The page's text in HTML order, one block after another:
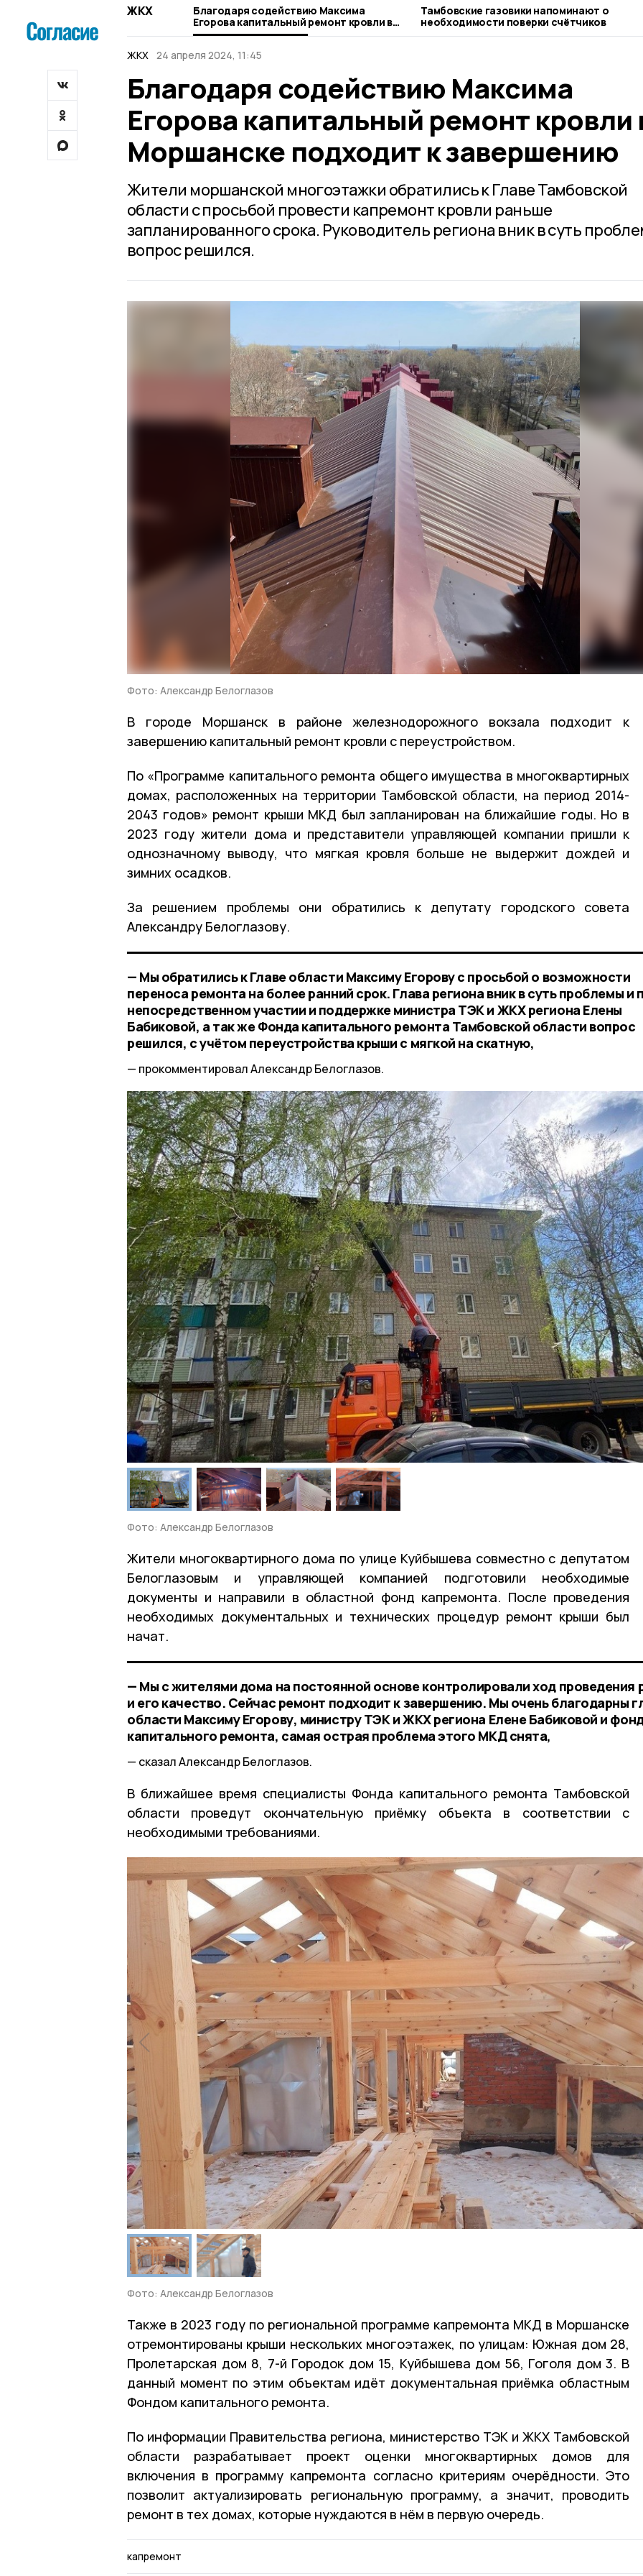
ЖКХ
Благодаря содействию Максима
Егорова капитальный ремонт кровли в
Моршанске подходит к завершению
Тамбовские газовики напоминают о
необходимости поверки счётчиков
ЖКХ 24 апреля 2024, 11:45
Благодаря содействию Максима
Егорова капитальный ремонт кровли
Моршанске подходит к завершению
Жители моршанской многоэтажки обратились к Главе Тамбовской
области с просьбой провести капремонт кровли раньше
запланированного срока. Руководитель региона вник в суть
вопрос решился.
Фото: Александр Белоглазов
В городе Моршанск в районе железнодорожного вокзала подходит к
завершению капитальный ремонт кровли с переустройством.
По «Программе капитального ремонта общего имущества в многоквартирных
домах, расположенных на территории Тамбовской области, на период 2014-
2043 годов» ремонт крыши МКД был запланирован на ближайшие годы. Но в
2023 году жители дома и представители управляющей компании пришли к
однозначному выводу, что мягкая кровля больше не выдержит дождей и
зимних осадков.
За решением проблемы они обратились к депутату городского совета
Александру Белоглазову.
— Мы обратились к Главе области Максиму Егорову с просьбой о возможности
переноса ремонта на более ранний срок. Глава региона вник в суть проблемы и
непосредственном участии и поддержке министра ТЭК и ЖКХ региона Елены
Бабиковой, а так же Фонда капитального ремонта Тамбовской области вопрос
решился, с учётом переустройства крыши с мягкой на скатную,
прокомментировал Александр Белоглазов.
Фото: Александр Белоглазов
Жители многоквартирного дома по улице Куйбышева совместно с депутатом
Белоглазовым и управляющей компанией подготовили необходимые
документы и направили в областной фонд капремонта. После проведения
необходимых документальных и технических процедур ремонт крыши был
начат.
— Мы с жителями дома на постоянной основе контролировали ход проведения
и его качество. Сейчас ремонт подходит к завершению. Мы очень благодарны
области Максиму Егорову, министру ТЭК и ЖКХ региона Елене Бабиковой и
капитального ремонта, самая острая проблема этого МКД снята,
сказал Александр Белоглазов.
В ближайшее время специалисты Фонда капитального ремонта Тамбовской
области проведут окончательную приёмку объекта в соответствии с
необходимыми требованиями.
Фото: Александр Белоглазов
Также в 2023 году по региональной программе капремонта МКД в Моршанске
отремонтированы крыши нескольких многоэтажек, по улицам: Южная дом 28,
Пролетарская дом 8, 7-й Городок дом 15, Куйбышева дом 56, Гоголя дом 3. В
данный момент по этим объектам идёт документальная приёмка областным
Фондом капитального ремонта.
По информации Правительства региона, министерство ТЭК и ЖКХ Тамбовской
области разрабатывает проект оценки многоквартирных домов для
включения в программу капремонта согласно критериям очерёдности. Это
позволит актуализировать региональную программу, а значит, проводить
ремонт в тех домах, которые нуждаются в нём в первую очередь.
капремонт